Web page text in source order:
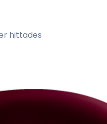
hittades